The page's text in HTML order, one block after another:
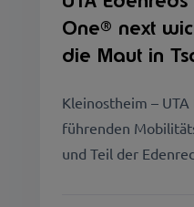
One® next
die Maut in
Kleinostheim –
führenden
und Teil der